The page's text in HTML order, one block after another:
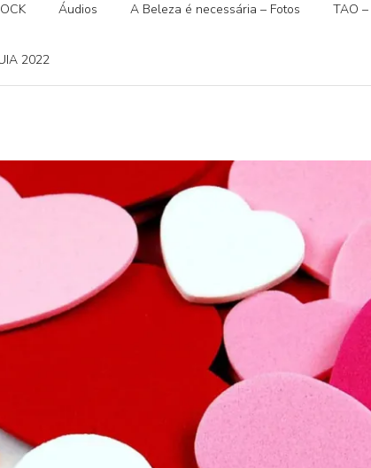
Áudios A Beleza é necessária – Fotos TAO
2022